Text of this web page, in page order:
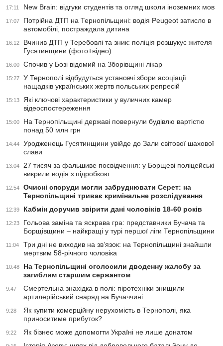
17:11 New Brain: відгуки студентів та огляд школи іноземних мов
17:07
Потрійна ДТП на Тернопільщині: водія Peugeot затисло в
автомобілі, постраждала дитина
16:12
Вчинив ДТП у Теребовлі та зник: поліція розшукує жителя
Гусятинщини (фото+відео)
16:00 Спочив у Бозі відомий на Зборівщині лікар
15:27
У Тернополі відбудуться установчі збори асоціації
нащадків українських жертв польських репресій
15:13
Які ключові характеристики у вуличних камер
відеоспостереження
15:00
На Тернопільщині державі повернули будівлю вартістю
понад 50 млн грн
14:44
Уродженець Гусятинщини увійде до Зали світової шахової
слави
13:04
27 тисяч за фальшиве посвідчення: у Борщеві поліцейські
викрили водія з підробкою
12:54
Очисні споруди могли забруднювати Серет: на
Тернопільщині триває кримінальне розслідування
12:39 Кабмін доручив звірити дані чоловіків 18-60 років
12:23
Гольова заміна та яскрава гра: представники Бучача та
Борщівщини – найкращі у турі першої ліги Тернопільщини
11:04
Три дні не виходив на зв’язок: на Тернопільщині знайшли
мертвим 58-річного чоловіка
10:48
На Тернопільщині оголосили дводенну жалобу за
загиблим старшим сержантом
9:47
Смертельна знахідка в полі: піротехніки знищили
артилерійський снаряд на Бучаччині
9:28
Як купити комерційну нерухомість в Тернополі, яка
приноситиме прибуток?
9:22 Як бізнес може допомогти Україні не лише донатом